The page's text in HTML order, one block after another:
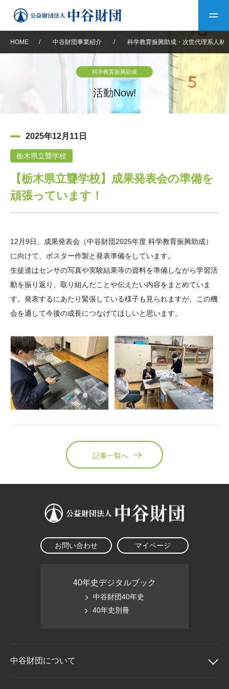
中谷財団について
設立趣意書
沿革 40年史デジタルブック
役員・評議員 公開情報
年報一覧 中谷財団レポート
中谷財団事業紹介
神戸賞 長期大型研究助成
大学院生奨学金
国際学生交流プログラ
ム
科学教育振興助成・
次世代理系人材育成プ
ログラム助成
その他情報
アクセス よくあるご質問
サイトマップ 中谷財団アーカイブ
日本語 English マイページ
HOME / 中谷財団事業紹介 / 科学教育振興助成・次世代理系人材
科学教育振興助成
活動Now!
2025年12月11日
栃木県立聾学校
【栃木県立聾学校】成果発表会の準備を
頑張っています！
12月9日、成果発表会（中谷財団2025年度 科学教育振興助成）
に向けて、ポスター作製と発表準備をしています。
生徒達はセンサの写真や実験結果等の資料を準備しながら学習活
動を振り返り、取り組んだことや伝えたい内容をまとめていま
す。発表するにあたり緊張している様子も見られますが、この機
会を通して今後の成長につなげてほしいと思います。
記事一覧へ
お問い合わせ マイページ
40年史デジタルブック
中谷財団40年史
40年史別冊
中谷財団について